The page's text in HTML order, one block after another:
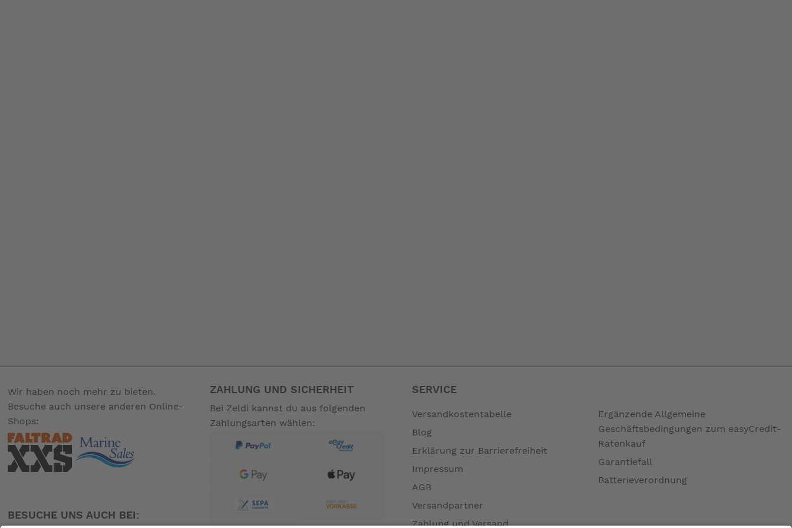
Wir haben noch mehr zu bieten.
Besuche auch unsere anderen Online-
Shops:
BESUCHE UNS AUCH BEI:
ZAHLUNG UND SICHERHEIT
Bei Zeldi kannst du aus folgenden
Zahlungsarten wählen:
SERVICE
Versandkostentabelle
Blog
Erklärung zur Barrierefreiheit
Impressum
AGB
Versandpartner
Zahlung und Versand
Ergänzende Allgemeine
Geschäftsbedingungen zum easyCredit-
Ratenkauf
Garantiefall
Batterieverordnung